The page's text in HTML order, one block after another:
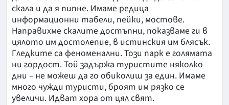
скала и да я пипне. Имаме редица
информационни табели, пейки, мостове.
Направихме скалите достъпни, показваме ги в
цялото им достолепие, в истинския им блясък.
Гледките са феноменални. Този парк е голямата
ни гордост. Той задържа туристите няколко
дни – не можеш да го обиколиш за един. Имаме
много чужди туристи, броят им рязко се
увеличи. Идват хора от цял свят.